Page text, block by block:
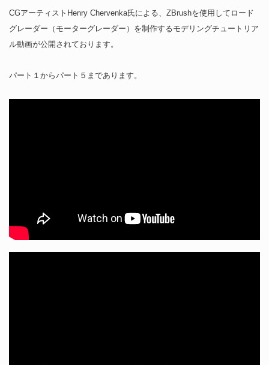
CGアーティストHenry Chervenka氏による、ZBrushを使用してロード
グレーダー（モーターグレーダー）を制作するモデリングチュートリア
ル動画が公開されております。
パート１からパート５まであります。